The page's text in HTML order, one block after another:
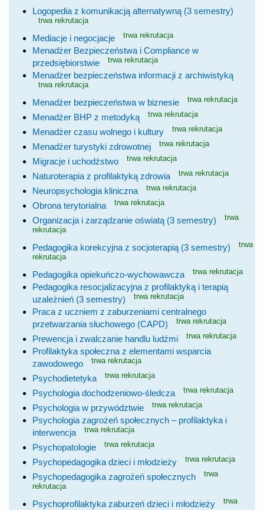
Logopedia z komunikacją alternatywną (3 semestry)
trwa rekrutacja
Mediacje i negocjacje trwa rekrutacja
Menadżer Bezpieczeństwa i Compliance w
przedsiębiorstwie
trwa rekrutacja
Menadżer bezpieczeństwa informacji z archiwistyką
trwa rekrutacja
Menadżer bezpieczeństwa w biznesie trwa rekrutacja
Menadżer BHP z metodyką trwa rekrutacja
Menadżer czasu wolnego i kultury trwa rekrutacja
Menadżer turystyki zdrowotnej trwa rekrutacja
Migracje i uchodźstwo trwa rekrutacja
Naturoterapia z profilaktyką zdrowia trwa rekrutacja
Neuropsychologia kliniczna trwa rekrutacja
Obrona terytorialna trwa rekrutacja
Organizacja i zarządzanie oświatą (3 semestry)
trwa
rekrutacja
Pedagogika korekcyjna z socjoterapią (3 semestry)
trwa
rekrutacja
Pedagogika opiekuńczo-wychowawcza trwa rekrutacja
Pedagogika resocjalizacyjna z profilaktyką i terapią
uzależnień (3 semestry)
trwa rekrutacja
Praca z uczniem z zaburzeniami centralnego
przetwarzania słuchowego (CAPD)
trwa rekrutacja
Prewencja i zwalczanie handlu ludźmi trwa rekrutacja
Profilaktyka społeczna z elementami wsparcia
zawodowego
trwa rekrutacja
Psychodietetyka trwa rekrutacja
Psychologia dochodzeniowo-śledcza trwa rekrutacja
Psychologia w przywództwie trwa rekrutacja
Psychologia zagrożeń społecznych – profilaktyka i
interwencja
trwa rekrutacja
Psychopatologie trwa rekrutacja
Psychopedagogika dzieci i młodzieży trwa rekrutacja
Psychopedagogika zagrożeń społecznych
trwa
rekrutacja
Psychoprofilaktyka zaburzeń dzieci i młodzieży
trwa